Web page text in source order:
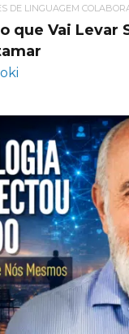
DE LINGUAGEM
que Vai Levar